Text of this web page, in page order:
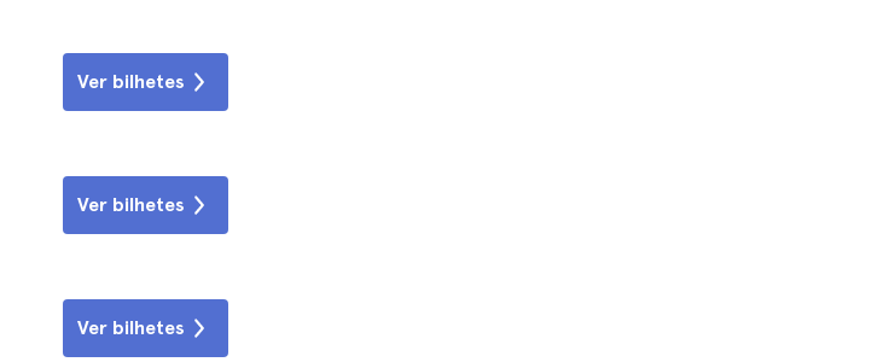
Ver bilhetes
Ver bilhetes
Ver bilhetes